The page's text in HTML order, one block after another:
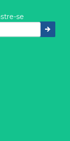
se
Ao clicar
com o uso